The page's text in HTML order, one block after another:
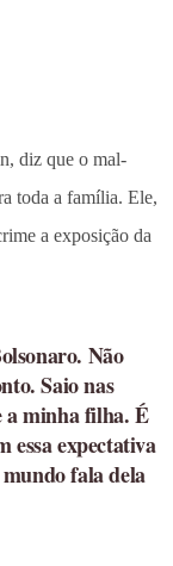
diz que o mal-
toda a família. Ele,
a exposição da
Não
Saio nas
a minha filha. É
essa expectativa
fala dela